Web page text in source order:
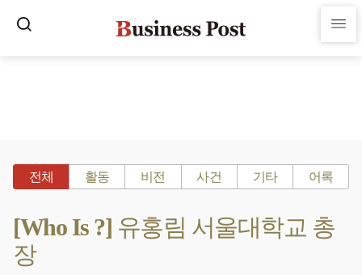
전체 활동 비전 사건 기타 어록
[Who Is ?] 유홍림 서울대학교 총
장